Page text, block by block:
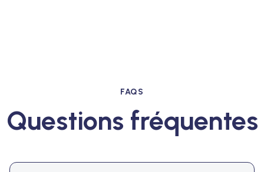
FAQS
Questions fréquentes